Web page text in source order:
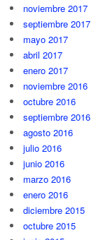
noviembre 2017
septiembre 2017
mayo 2017
abril 2017
enero 2017
noviembre 2016
octubre 2016
septiembre 2016
agosto 2016
julio 2016
junio 2016
marzo 2016
enero 2016
diciembre 2015
octubre 2015